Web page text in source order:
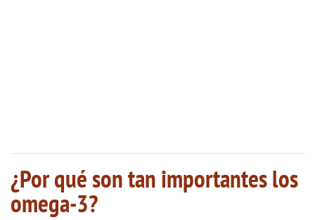
¿Por qué son tan importantes los
omega-3?